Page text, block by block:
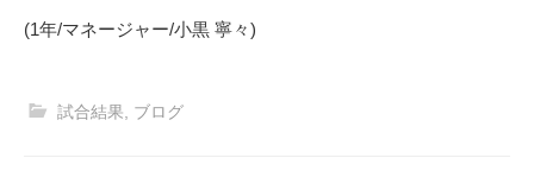
(1年/マネージャー/小黒 寧々)
試合結果, ブログ